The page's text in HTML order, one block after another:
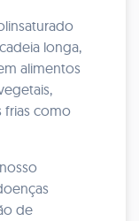
longa,
alimentos
frias como
de